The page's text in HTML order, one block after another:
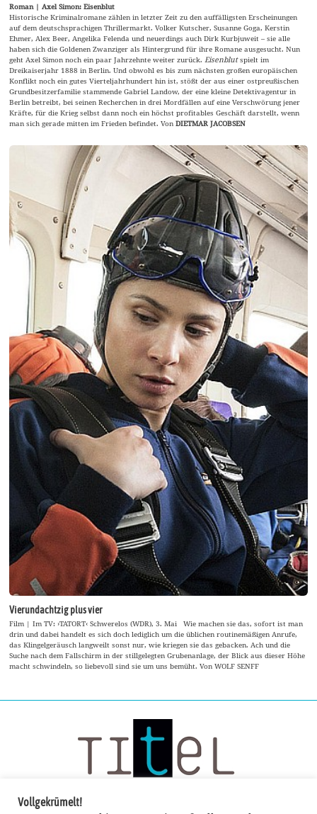
Roman | Axel Simon: Eisenblut
Historische Kriminalromane zählen in letzter Zeit zu den auffälligsten Erscheinungen
auf dem deutschsprachigen Thrillermarkt. Volker Kutscher, Susanne Goga, Kerstin
Ehmer, Alex Beer, Angelika Felenda und neuerdings auch Dirk Kurbjuweit – sie alle
haben sich die Goldenen Zwanziger als Hintergrund für ihre Romane ausgesucht. Nun
geht Axel Simon noch ein paar Jahrzehnte weiter zurück. Eisenblutspielt im
Dreikaiserjahr 1888 in Berlin. Und obwohl es bis zum nächsten großen europäischen
Konflikt noch ein gutes Vierteljahrhundert hin ist, stößt der aus einer ostpreußischen
Grundbesitzerfamilie stammende Gabriel Landow, der eine kleine Detektivagentur in
Berlin betreibt, bei seinen Recherchen in drei Mordfällen auf eine Verschwörung jener
Kräfte, für die Krieg selbst dann noch ein höchst profitables Geschäft darstellt, wenn
man sich gerade mitten im Frieden befindet. VonDIETMAR JACOBSEN
Vierundachtzig plus vier
Film | Im TV: ›TATORT‹ Schwerelos (WDR), 3. Mai Wie machen sie das, sofort ist man
drin und dabei handelt es sich doch lediglich um die üblichen routinemäßigen Anrufe,
das Klingelgeräusch langweilt sonst nur, wie kriegen sie das gebacken. Ach und die
Suche nach dem Fallschirm in der stillgelegten Grubenanlage, der Blick aus dieser Höhe
macht schwindeln, so liebevoll sind sie um uns bemüht. Von WOLF SENFF
Vollgekrümelt!